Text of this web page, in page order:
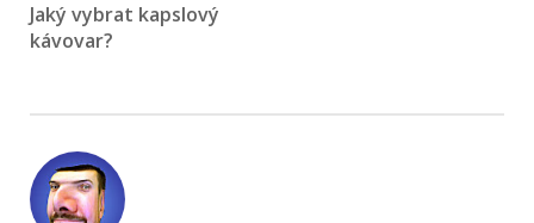
Jaký vybrat kapslový
kávovar?